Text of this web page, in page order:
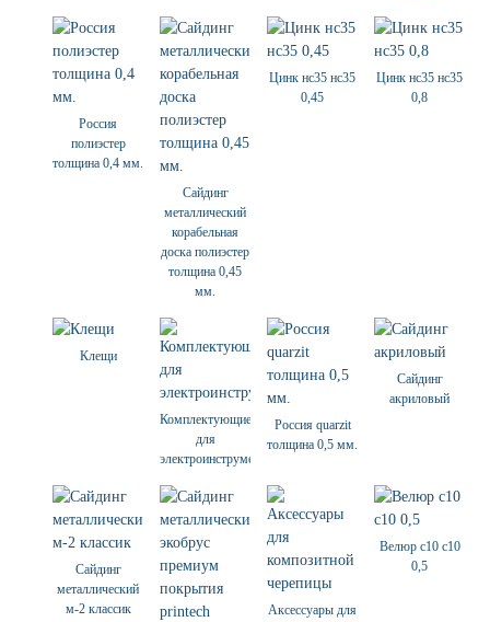
Россия
полиэстер
толщина 0,4 мм.
Сайдинг
металлический
корабельная
доска полиэстер
толщина 0,45
мм.
Цинк нс35 нс35
0,45
Цинк нс35 нс35
0,8
Клещи
Комплектующие
для
электроинструмента
Россия quarzit
толщина 0,5 мм.
Сайдинг
акриловый
Сайдинг
металлический
м-2 классик
Аксессуары для
Велюр с10 с10
0,5